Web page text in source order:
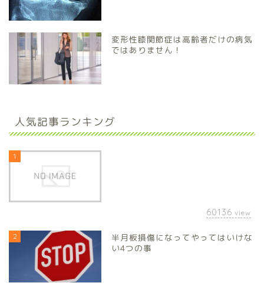
変形性膝関節症は高齢者だけの病気
ではありません！
人気記事ランキング
1
60136 view
2
半月板損傷になってやってはいけな
い4つの事